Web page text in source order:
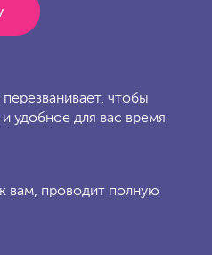
чтобы
удобное для вас время
вам, проводит полную